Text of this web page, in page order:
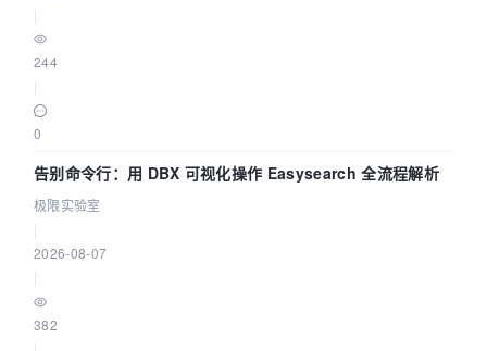
244
0
告别命令行：用 DBX 可视化操作 Easysearch 全流程解析
极限实验室
2026-08-07
382